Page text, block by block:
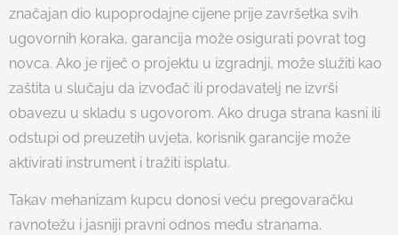
značajan dio kupoprodajne cijene prije završetka svih
ugovornih koraka, garancija može osigurati povrat tog
novca. Ako je riječ o projektu u izgradnji, može služiti kao
zaštita u slučaju da izvođač ili prodavatelj ne izvrši
obavezu u skladu s ugovorom. Ako druga strana kasni ili
odstupi od preuzetih uvjeta, korisnik garancije može
aktivirati instrument i tražiti isplatu.
Takav mehanizam kupcu donosi veću pregovaračku
ravnotežu i jasniji pravni odnos među stranama.